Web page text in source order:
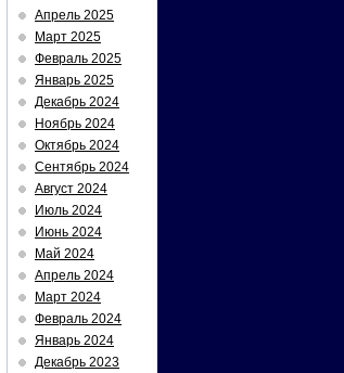
Апрель 2025
Март 2025
Февраль 2025
Январь 2025
Декабрь 2024
Ноябрь 2024
Октябрь 2024
Сентябрь 2024
Август 2024
Июль 2024
Июнь 2024
Май 2024
Апрель 2024
Март 2024
Февраль 2024
Январь 2024
Декабрь 2023